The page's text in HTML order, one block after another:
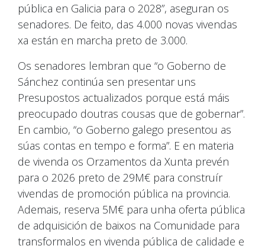
pública en Galicia para o 2028”, aseguran os
senadores. De feito, das 4.000 novas vivendas
xa están en marcha preto de 3.000.
Os senadores lembran que “o Goberno de
Sánchez continúa sen presentar uns
Presupostos actualizados porque está máis
preocupado doutras cousas que de gobernar”.
En cambio, “o Goberno galego presentou as
súas contas en tempo e forma”. E en materia
de vivenda os Orzamentos da Xunta prevén
para o 2026 preto de 29M€ para construír
vivendas de promoción pública na provincia.
Ademais, reserva 5M€ para unha oferta pública
de adquisición de baixos na Comunidade para
transformalos en vivenda pública de calidade e